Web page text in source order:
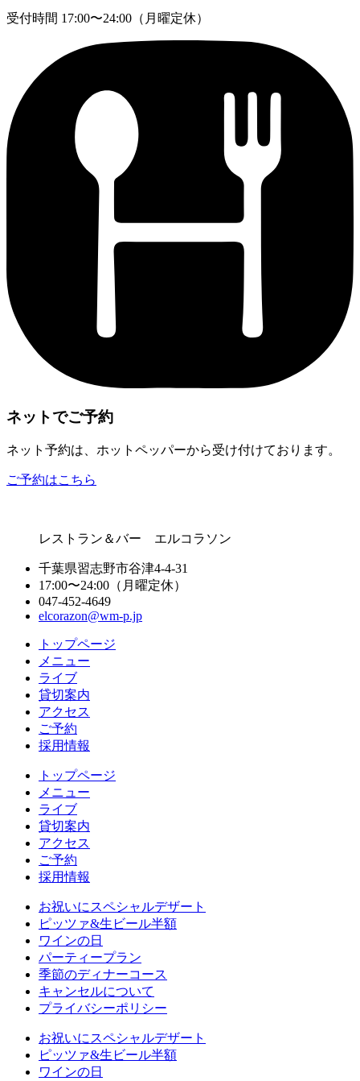
受付時間 17:00〜24:00（月曜定休）
ネットでご予約
ネット予約は、ホットペッパーから受け付けております。
ご予約はこちら
レストラン＆バー エルコラソン
千葉県習志野市谷津4-4-31
17:00〜24:00（月曜定休）
047-452-4649
elcorazon@wm-p.jp
トップページ
メニュー
ライブ
貸切案内
アクセス
ご予約
採用情報
トップページ
メニュー
ライブ
貸切案内
アクセス
ご予約
採用情報
お祝いにスペシャルデザート
ピッツァ&生ビール半額
ワインの日
パーティープラン
季節のディナーコース
キャンセルについて
プライバシーポリシー
お祝いにスペシャルデザート
ピッツァ&生ビール半額
ワインの日